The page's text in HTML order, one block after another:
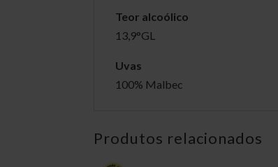
Teor alcoólico
13,9°GL
Uvas
100% Malbec
Produtos relacionados